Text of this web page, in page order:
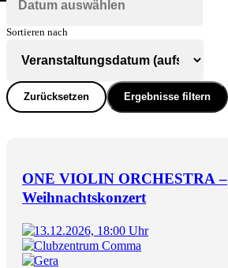
Sortieren nach
Zurücksetzen Ergebnisse filtern
ONE VIOLIN ORCHESTRA –
Weihnachtskonzert
13.12.2026, 18:00 Uhr
Clubzentrum Comma
Gera